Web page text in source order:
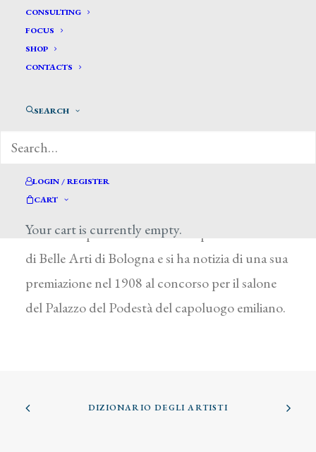
CONSULTING
FOCUS
SHOP
CONTACTS
SEARCH
LOGIN / REGISTER
CART
Your cart is currently empty.
Dagnini Mario*
Attivo a Bologna nella seconda metà del XIX
pare si sia dedicato prevalentemente alla pittura
di storia e del quale è ricordato un Assassinio di
Cesare. Fu professore di ornato presso l’istituto
di Belle Arti di Bologna e si ha notizia di una sua
premiazione nel 1908 al concorso per il salone
del Palazzo del Podestà del capoluogo emiliano.
DIZIONARIO DEGLI ARTISTI